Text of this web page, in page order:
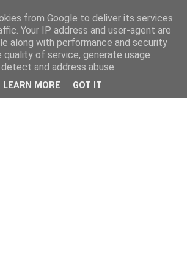
from Google to deliver its services
Your IP address and user-agent are
along with performance and security
of service, generate usage
and address abuse.
LEARN MORE GOT IT